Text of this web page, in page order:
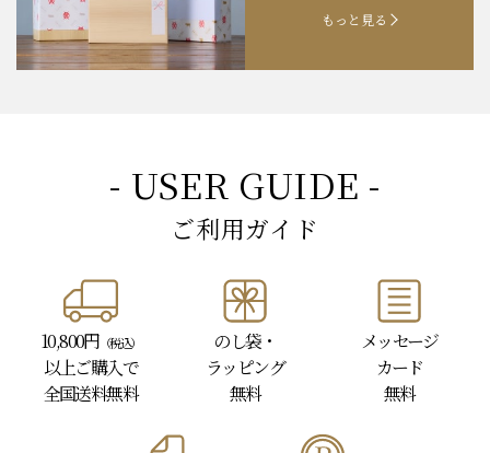
もっと見る
- USER GUIDE -
ご利用ガイド
10,800円 （税込）
以上ご購入で
全国送料無料
のし袋・
ラッピング
無料
メッセージ
カード
無料